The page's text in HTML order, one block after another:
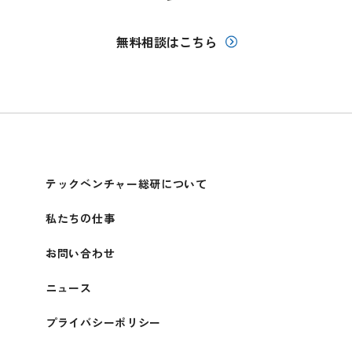
無料相談はこちら
テックベンチャー総研について
私たちの仕事
お問い合わせ
ニュース
プライバシーポリシー